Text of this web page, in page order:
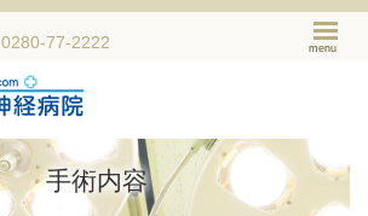
0280-77-2222 menu
手術内容